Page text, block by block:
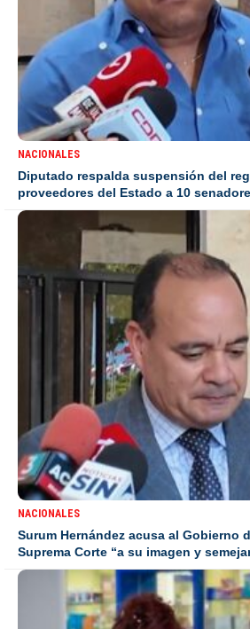
NACIONALES
Diputado respalda suspensión del
proveedores del Estado a 10
NACIONALES
Surum Hernández acusa al Gobierno
Suprema Corte “a su imagen y